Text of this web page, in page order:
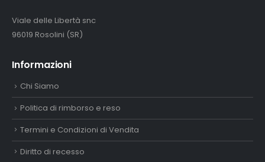
Viale delle Libertà snc
96019 Rosolini (SR)
Informazioni
Chi Siamo
Politica di rimborso e reso
Termini e Condizioni di Vendita
Diritto di recesso